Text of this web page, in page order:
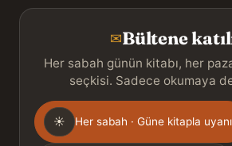
✉Bültene
Her sabah günün kitabı, her
seçkisi. Sadece okumaya
Gönderim
sıklığı
☀ Her sabah · Güne kitapla